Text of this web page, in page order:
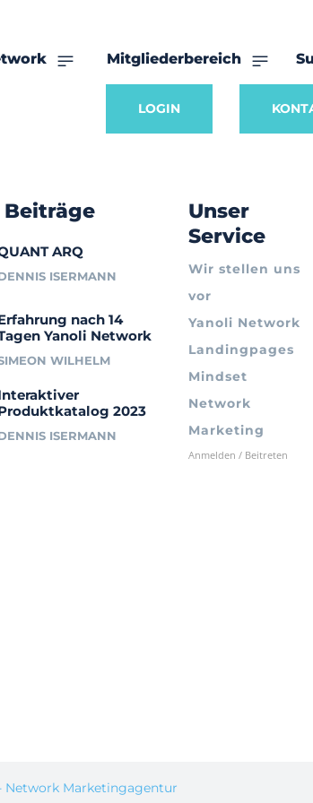
Mitgliederbereich
LOGIN
ARQ
ISERMANN
nach 14
Yanoli Network
WILHELM
2023
ISERMANN
Unser
Service
Wir stellen uns
vor
Yanoli Network
Landingpages
Mindset
Network
Marketing
Anmelden / Beitreten
Network Marketingagentur